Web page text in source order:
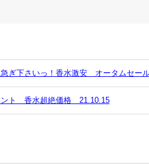
ぎ下さいっ！香水激安 オータムセー
ト 香水超絶価格 21.10.15